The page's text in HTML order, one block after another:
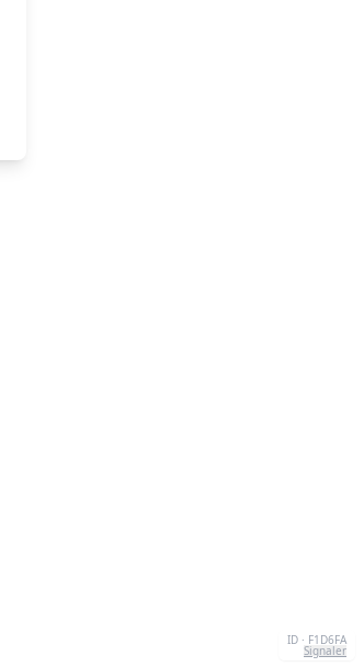
ID · F1D6FA
Signaler